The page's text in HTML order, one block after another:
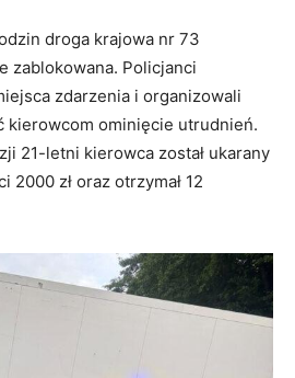
droga krajowa nr 73
zablokowana. Policjanci
zdarzenia i organizowali
kierowcom ominięcie utrudnień.
21-letni kierowca został ukarany
2000 zł oraz otrzymał 12